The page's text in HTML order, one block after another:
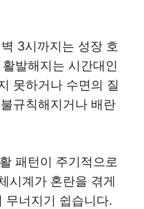
3시까지는 성장 호
발해지는 시간대인
못하거나 수면의 질
규칙해지거나 배란
패턴이 주기적으로
시계가 혼란을 겪게
무너지기 쉽습니다.